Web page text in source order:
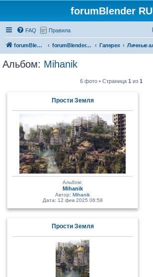
forumBlender RU
FAQ Правила
forumBlender RU forumBlender RU Галерея
Альбом: Mihanik
6 фото • Страница 1 из 1
Прости Земля
Альбом:
Mihanik
Автор: Mihanik
Дата: 12 фев 2025 06:58
Прости Земля